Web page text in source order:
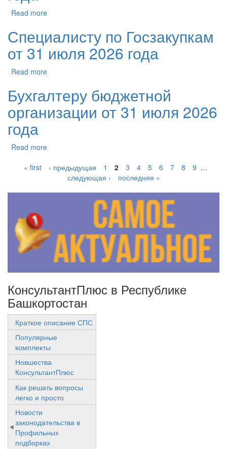
Read more
Специалисту по Госзакупкам
от 31 июля 2026 года
Read more
Бухгалтеру бюджетной
организации от 31 июля 2026
года
Read more
« first
‹ предыдущая 1 2 3 4 5 6 7 8 9 …
следующая ›
последняя »
КонсультантПлюс в Республике
Башкортостан
Краткое описание СПС
Популярные
комплекты
Новшества
КонсультантПлюс
Как решать вопросы
легко и просто
Новости
законодательства в
Профильных
подборках